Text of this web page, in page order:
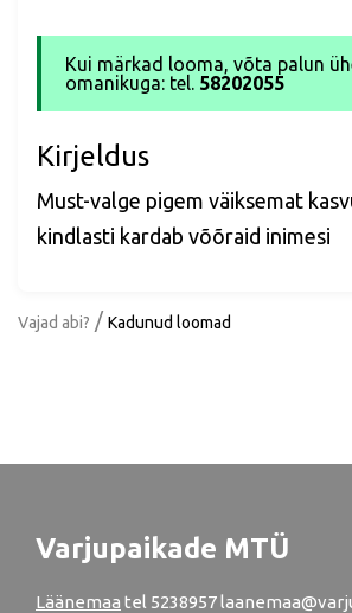
Kui märkad looma, võta palun
omanikuga: tel. 58202055
Kirjeldus
Must-valge pigem väiksemat
kindlasti kardab võõraid inimesi
Vajad abi? / Kadunud loomad
Varjupaikade MTÜ
Läänemaa tel 5238957